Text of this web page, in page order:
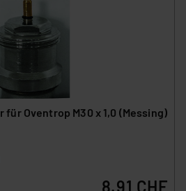
Oventrop M30 x 1,0 (Messing)
8.91 CHF